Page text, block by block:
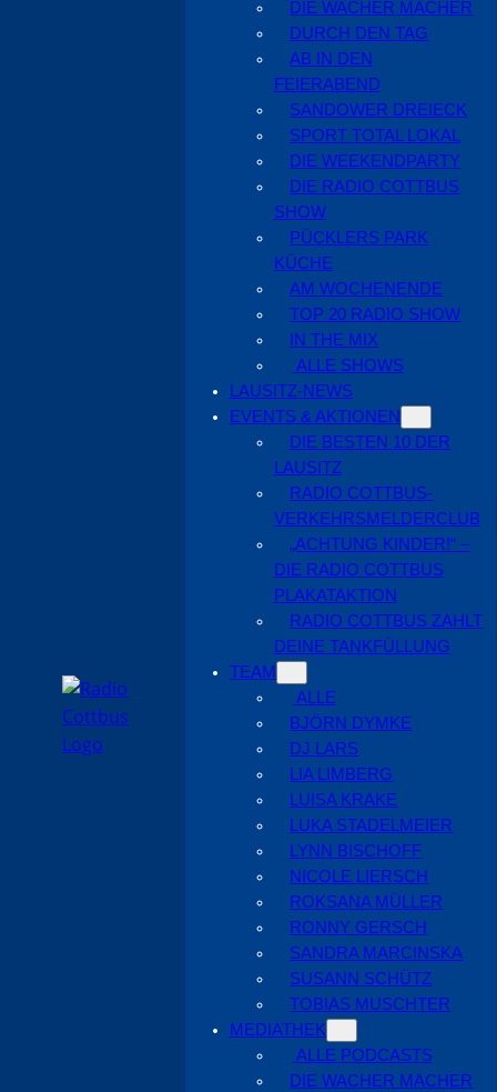
DIE WACHER MACHER
DURCH DEN TAG
AB IN DEN
FEIERABEND
SANDOWER DREIECK
SPORT TOTAL LOKAL
DIE WEEKENDPARTY
DIE RADIO COTTBUS
SHOW
PÜCKLERS PARK
KÜCHE
AM WOCHENENDE
TOP 20 RADIO SHOW
IN THE MIX
ALLE SHOWS
LAUSITZ-NEWS
EVENTS & AKTIONEN
DIE BESTEN 10 DER
LAUSITZ
RADIO COTTBUS-
VERKEHRSMELDERCLUB
„ACHTUNG KINDER!“ –
DIE RADIO COTTBUS
PLAKATAKTION
RADIO COTTBUS ZAHLT
DEINE TANKFÜLLUNG
TEAM
ALLE
BJÖRN DYMKE
DJ LARS
LIA LIMBERG
LUISA KRAKE
LUKA STADELMEIER
LYNN BISCHOFF
NICOLE LIERSCH
ROKSANA MÜLLER
RONNY GERSCH
SANDRA MARCINSKA
SUSANN SCHÜTZ
TOBIAS MUSCHTER
MEDIATHEK
ALLE PODCASTS
DIE WACHER MACHER